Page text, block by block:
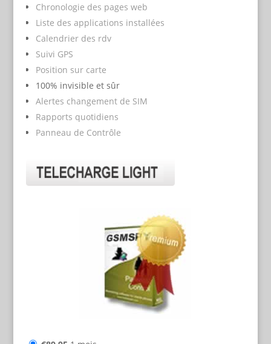
Chronologie des pages web
Liste des applications installées
Calendrier des rdv
Suivi GPS
Position sur carte
100% invisible et sûr
Alertes changement de SIM
Rapports quotidiens
Panneau de Contrôle